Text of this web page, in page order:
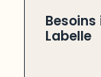
Labelle